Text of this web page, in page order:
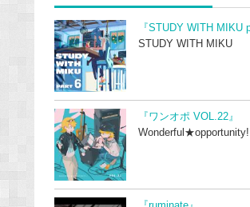
『STUDY WITH MIKU
STUDY WITH MIKU
『ワンオポ VOL.22』
Wonderful★opportunity!